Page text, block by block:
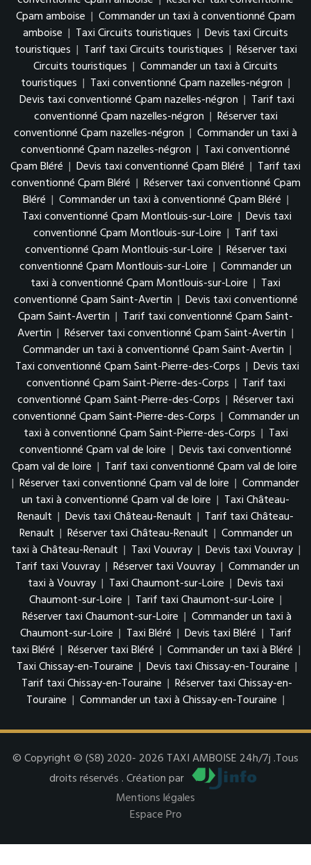
Cpam amboise | Commander un taxi à conventionné Cpam
amboise | Taxi Circuits touristiques | Devis taxi Circuits
touristiques | Tarif taxi Circuits touristiques | Réserver taxi
Circuits touristiques | Commander un taxi à Circuits
touristiques | Taxi conventionné Cpam nazelles-négron |
Devis taxi conventionné Cpam nazelles-négron | Tarif taxi
conventionné Cpam nazelles-négron | Réserver taxi
conventionné Cpam nazelles-négron | Commander un taxi à
conventionné Cpam nazelles-négron | Taxi conventionné
Cpam Bléré | Devis taxi conventionné Cpam Bléré | Tarif taxi
conventionné Cpam Bléré | Réserver taxi conventionné Cpam
Bléré | Commander un taxi à conventionné Cpam Bléré |
Taxi conventionné Cpam Montlouis-sur-Loire | Devis taxi
conventionné Cpam Montlouis-sur-Loire | Tarif taxi
conventionné Cpam Montlouis-sur-Loire | Réserver taxi
conventionné Cpam Montlouis-sur-Loire | Commander un
taxi à conventionné Cpam Montlouis-sur-Loire | Taxi
conventionné Cpam Saint-Avertin | Devis taxi conventionné
Cpam Saint-Avertin | Tarif taxi conventionné Cpam Saint-
Avertin | Réserver taxi conventionné Cpam Saint-Avertin |
Commander un taxi à conventionné Cpam Saint-Avertin |
Taxi conventionné Cpam Saint-Pierre-des-Corps | Devis taxi
conventionné Cpam Saint-Pierre-des-Corps | Tarif taxi
conventionné Cpam Saint-Pierre-des-Corps | Réserver taxi
conventionné Cpam Saint-Pierre-des-Corps | Commander un
taxi à conventionné Cpam Saint-Pierre-des-Corps | Taxi
conventionné Cpam val de loire | Devis taxi conventionné
Cpam val de loire | Tarif taxi conventionné Cpam val de loire
| Réserver taxi conventionné Cpam val de loire | Commander
un taxi à conventionné Cpam val de loire | Taxi Château-
Renault | Devis taxi Château-Renault | Tarif taxi Château-
Renault | Réserver taxi Château-Renault | Commander un
taxi à Château-Renault | Taxi Vouvray | Devis taxi Vouvray |
Tarif taxi Vouvray | Réserver taxi Vouvray | Commander un
taxi à Vouvray | Taxi Chaumont-sur-Loire | Devis taxi
Chaumont-sur-Loire | Tarif taxi Chaumont-sur-Loire |
Réserver taxi Chaumont-sur-Loire | Commander un taxi à
Chaumont-sur-Loire | Taxi Bléré | Devis taxi Bléré | Tarif
taxi Bléré | Réserver taxi Bléré | Commander un taxi à Bléré |
Taxi Chissay-en-Touraine | Devis taxi Chissay-en-Touraine |
Tarif taxi Chissay-en-Touraine | Réserver taxi Chissay-en-
Touraine | Commander un taxi à Chissay-en-Touraine |
© Copyright © (S8) 2020- 2026 TAXI AMBOISE 24h/7j .Tous
droits réservés . Création par
Mentions légales
Espace Pro